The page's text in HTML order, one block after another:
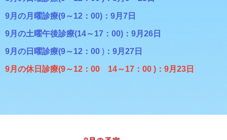
9月の月曜診療(9～12：00)：9月7日
9月の土曜午後診療(14～17：00)：9月26日
9月の日曜診療(9～12：00 ) ：9月27日
9月の休日診療(9～12：00 14～17：00 )：9月23日